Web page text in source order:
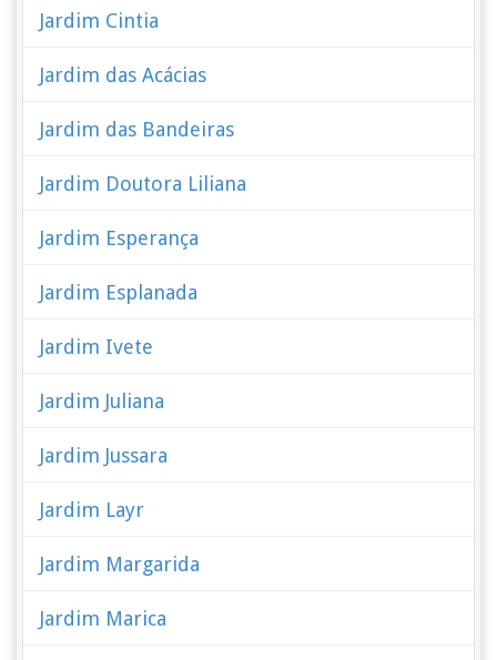
Jardim Cintia
Jardim das Acácias
Jardim das Bandeiras
Jardim Doutora Liliana
Jardim Esperança
Jardim Esplanada
Jardim Ivete
Jardim Juliana
Jardim Jussara
Jardim Layr
Jardim Margarida
Jardim Marica